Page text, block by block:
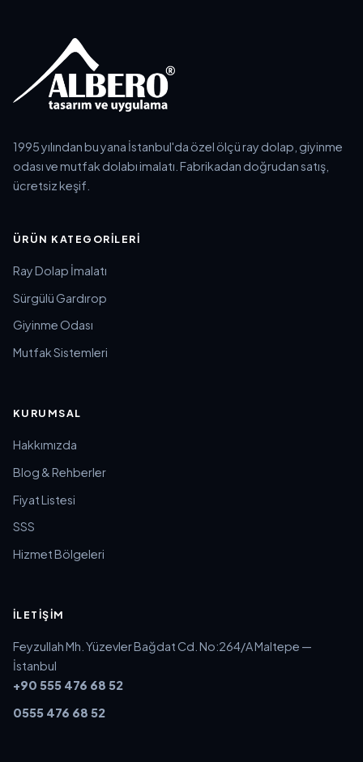
1995 yılından bu yana İstanbul'da özel ölçü ray dolap, giyinme
odası ve mutfak dolabı imalatı. Fabrikadan doğrudan satış,
ücretsiz keşif.
ÜRÜN KATEGORILERI
Ray Dolap İmalatı
Sürgülü Gardırop
Giyinme Odası
Mutfak Sistemleri
KURUMSAL
Hakkımızda
Blog & Rehberler
Fiyat Listesi
SSS
Hizmet Bölgeleri
İLETIŞIM
Feyzullah Mh. Yüzevler Bağdat Cd. No:264/A Maltepe —
İstanbul
+90 555 476 68 52
0555 476 68 52